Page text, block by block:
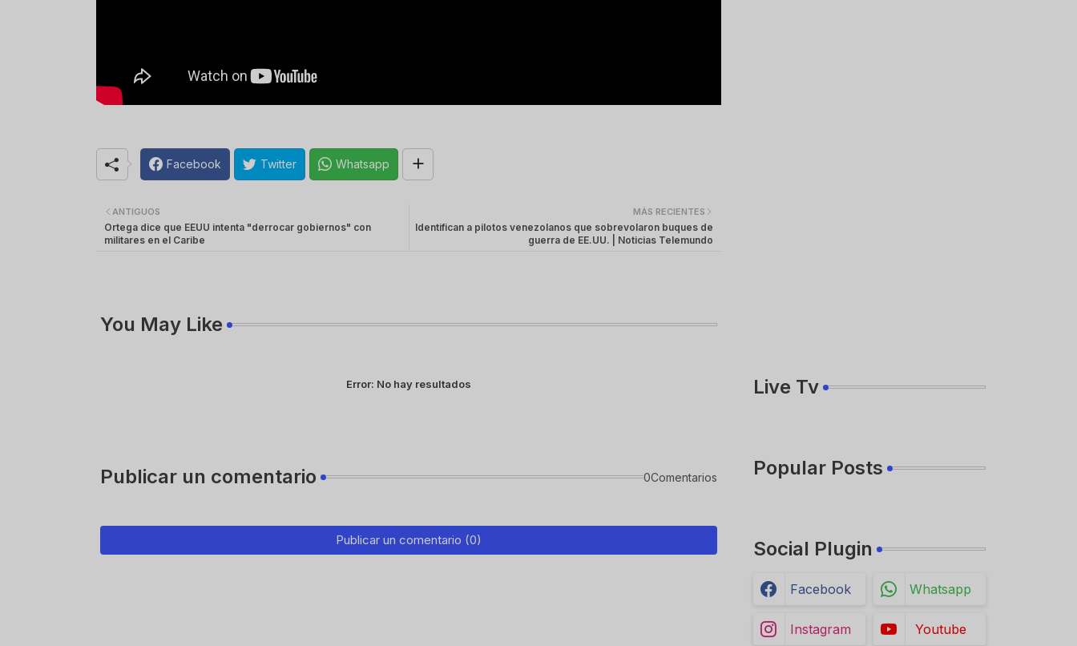
Facebook Twitter Whatsapp
MÁS RECIENTES
Identifican a pilotos venezolanos que sobrevolaron buques de
guerra de EE.UU. | Noticias Telemundo
ANTIGUOS
Ortega dice que EEUU intenta "derrocar gobiernos" con
militares en el Caribe
You May Like
Error: No hay resultados
Publicar un comentario 0Comentarios
Publicar un comentario (0)
Live Tv
Popular Posts
Social Plugin
Facebook Whatsapp
Instagram Youtube